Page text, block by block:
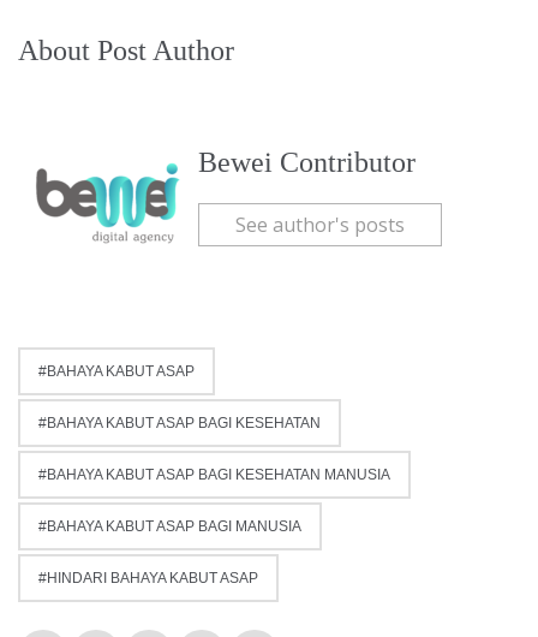
About Post Author
Bewei Contributor
See author's posts
BAHAYA KABUT ASAP
BAHAYA KABUT ASAP BAGI KESEHATAN
BAHAYA KABUT ASAP BAGI KESEHATAN MANUSIA
BAHAYA KABUT ASAP BAGI MANUSIA
HINDARI BAHAYA KABUT ASAP